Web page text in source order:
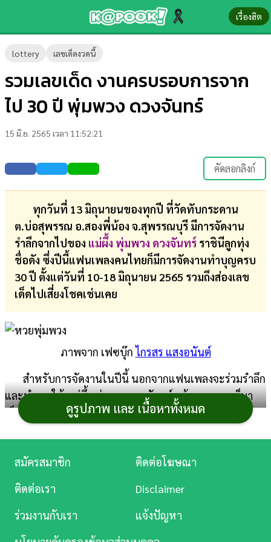
เรื่องฮิต
lottery เลขเด็ดงวดนี้
รวมเลขเด็ด งานครบรอบการจาก
ไป 30 ปี พุ่มพวง ดวงจันทร์
15 มิ.ย. 2565 เวลา 11:52:21
คัดลอกลิงก์
ทุกวันที่ 13 มิถุนายนของทุกปี ที่วัดทับกระดาน
ต.บ่อสุพรรณ อ.สองพี่น้อง จ.สุพรรณบุรี มีการจัดงาน
รำลึกจากไปของ แม่ผึ้ง พุ่มพวง ดวงจันทร์ ราชินีลูกทุ่ง
ชื่อดัง ซึ่งปีนี้แฟนเพลงคนไทยก็มีการจัดงานทำบุญครบ
30 ปี ตั้งแต่วันที่ 10-18 มิถุนายน 2565 รวมถึงส่องเลข
เด็ดไปเสี่ยงโชคเช่นเคย
ภาพจาก เฟซบุ๊ก ไกรสร แสงอนันต์
สำหรับการจัดงานในปีนี้ นอกจากแฟนเพลงจะร่วมรำลึก
และทำบุญให้ แม่ผึ้ง พุ่มพวง ดวงจันทร์ แล้ว หลายคนก็มา
เก็งเลขเด็ด เพื่อนำไปเสียงโชคซื้อหวยงวดนี้ 16 มิถุนายน
2565 หลังจากที่ปีก่อน ๆ เคยมีคนรับโชคถูกหวย ถูกสลากกิน
สนใจบ้าง มาติดตามกัน
ตัวเลขที่เกี่ยวกับพุ่มพวง ดวงจันทร์
เลขวันเกิดพุ่มพวง : 4 สิงหาคม 2504
ดูรูปภาพ และ เนื้อหาทั้งหมด
ข่าว-
ความ
รู้
บันเทิง
ตรวจ
หวย
ผล
บอล
สด
การ
เงิน
การ
บันเทิง
ดู
Music
สมัครสมาชิก
ติดต่อโฆษณา
ติดต่อเรา
Disclaimer
ร่วมงานกับเรา
แจ้งปัญหา